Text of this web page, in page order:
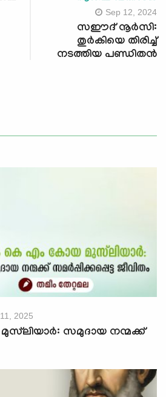
Sep 12, 2024
സഈദ് നൂര്‍സി:
തുര്‍കിയെ തിരിച്ച്
നടത്തിയ പണ്ഡിതന്‍
2025
സമുദായ നന്മക്ക്